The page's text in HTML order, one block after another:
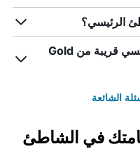
الرئيسي؟
هل يوجد أي فنادق في الشاطئ الرئيسي قريبة من Gold
الشائعة
في الشاطئ